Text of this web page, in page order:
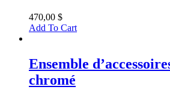
470,00 $
Add To Cart
Ensemble
chromé